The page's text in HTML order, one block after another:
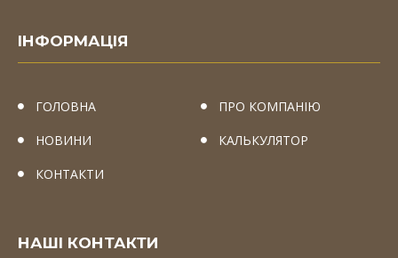
ІНФОРМАЦІЯ
ГОЛОВНА
ПРО КОМПАНІЮ
НОВИНИ
КАЛЬКУЛЯТОР
КОНТАКТИ
НАШІ КОНТАКТИ